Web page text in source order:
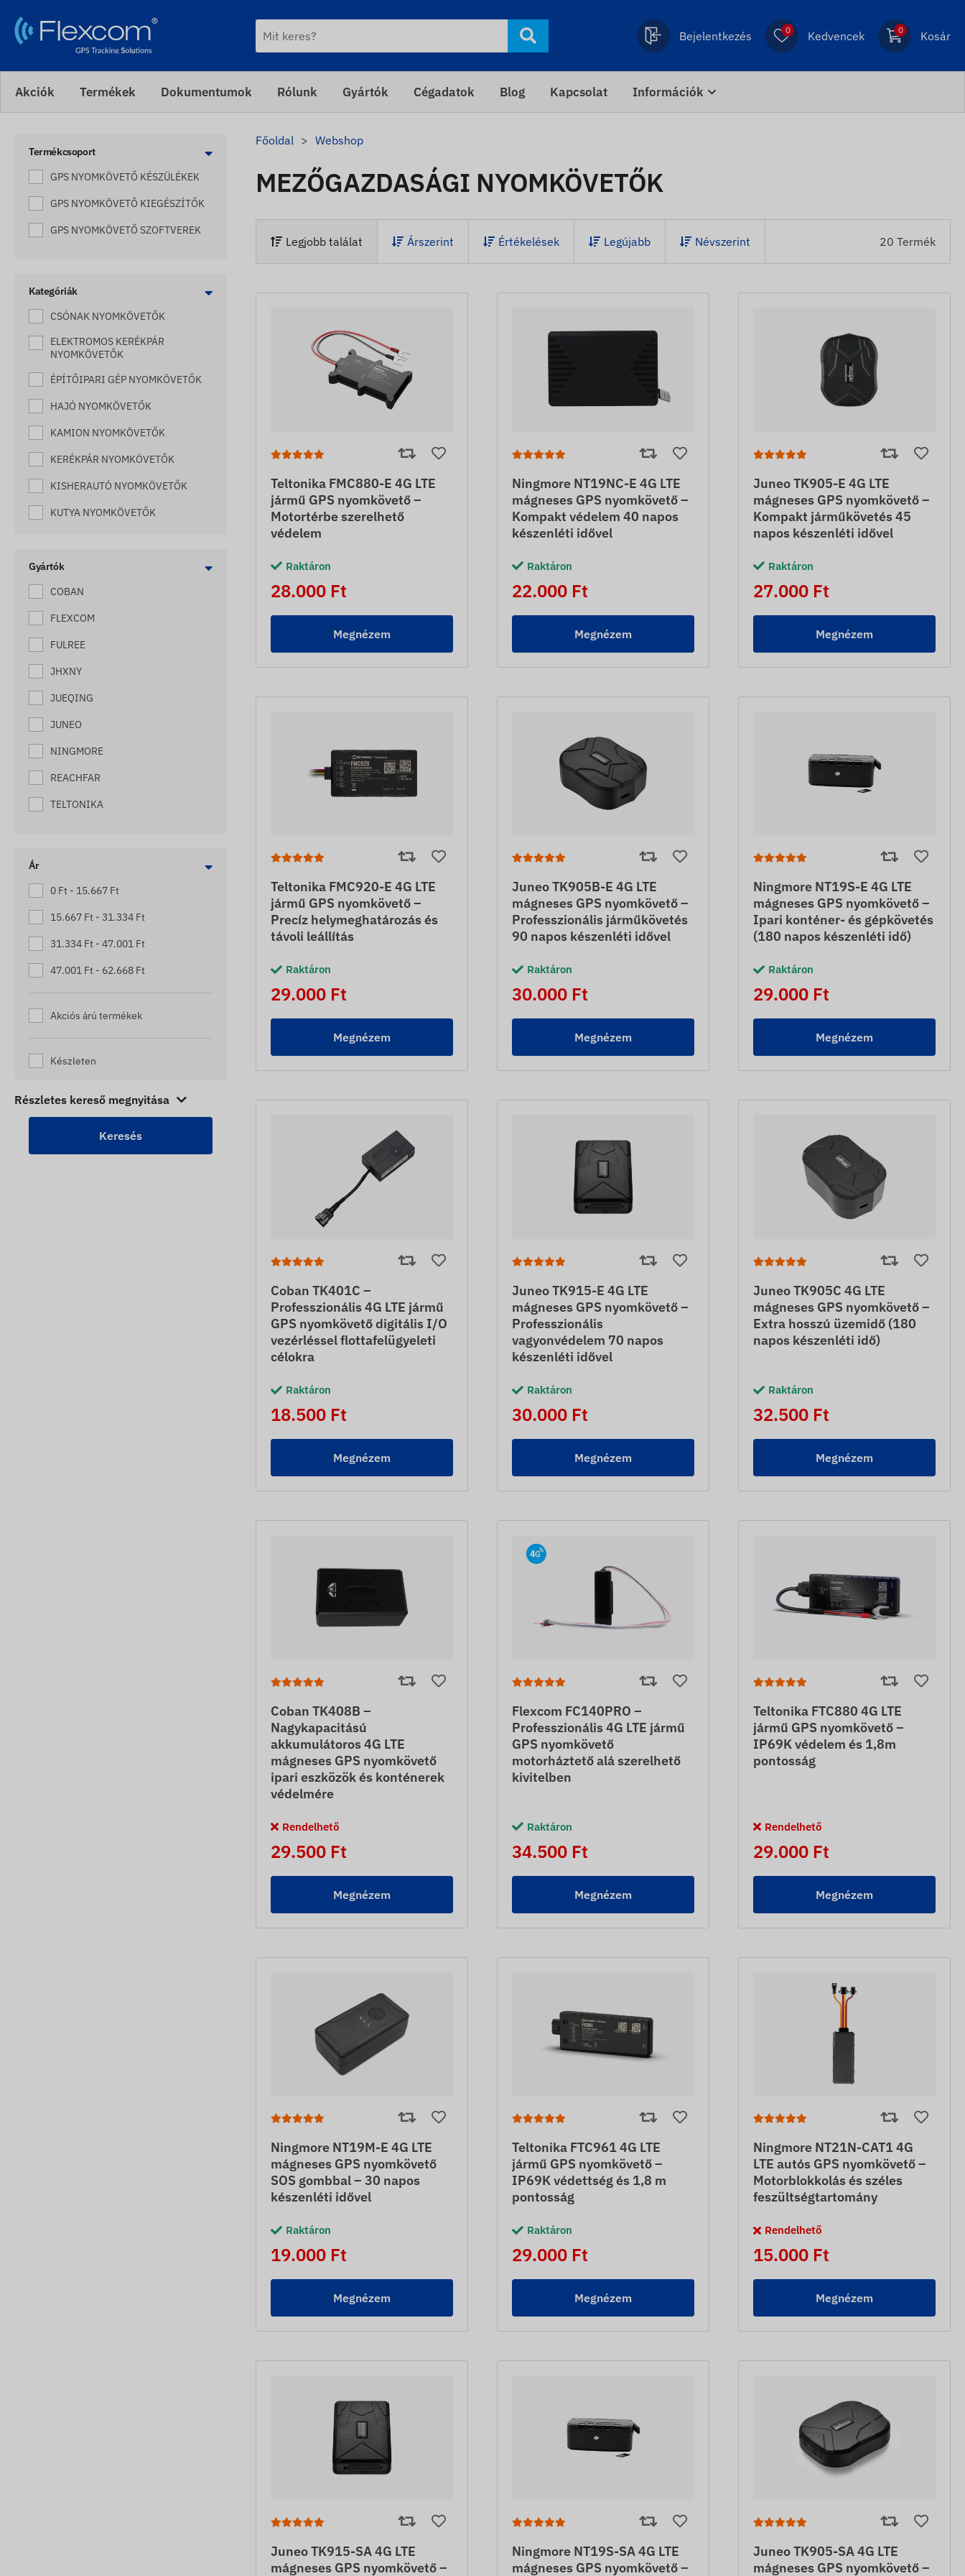
Bejelentkezés 0 Kedvencek 0 Kosár
Akciók Termékek Dokumentumok Rólunk Gyártók Cégadatok Blog Kapcsolat Információk
Termékcsoport
GPS NYOMKÖVETŐ KÉSZÜLÉKEK
GPS NYOMKÖVETŐ KIEGÉSZÍTŐK
GPS NYOMKÖVETŐ SZOFTVEREK
Kategóriák
CSÓNAK NYOMKÖVETŐK
ELEKTROMOS KERÉKPÁR
NYOMKÖVETŐK
ÉPÍTŐIPARI GÉP NYOMKÖVETŐK
HAJÓ NYOMKÖVETŐK
KAMION NYOMKÖVETŐK
KERÉKPÁR NYOMKÖVETŐK
KISHERAUTÓ NYOMKÖVETŐK
KUTYA NYOMKÖVETŐK
LÓ NYOMKÖVETŐK
MACSKA NYOMKÖVETŐK
MÉHKAPTÁR NYOMKÖVETŐK
MEZŐGAZDASÁGI NYOMKÖVETŐK
MOTOR NYOMKÖVETŐK
MUNKAGÉP NYOMKÖVETŐK
PÓTKOCSI NYOMKÖVETŐK
RAKLAP NYOMKÖVETŐK
ROLLER NYOMKÖVETŐK
SOS SEGÉLYKÉRŐK NYOMKÖVETŐ
UTÁNFUTÓ NYOMKÖVETŐK
VILLANYPÁSZTOR NYOMKÖVETŐK
VONTATÓ NYOMKÖVETŐK
Gyártók
COBAN
FLEXCOM
FULREE
JHXNY
JUEQING
JUNEO
NINGMORE
REACHFAR
TELTONIKA
Ár
0 Ft - 15.667 Ft
15.667 Ft - 31.334 Ft
31.334 Ft - 47.001 Ft
47.001 Ft - 62.668 Ft
Akciós árú termékek
Készleten
Részletes kereső megnyitása
Főoldal Webshop
MEZŐGAZDASÁGI NYOMKÖVETŐK
Legjobb találat Árszerint Értékelések Legújabb Névszerint 20 Termék
Teltonika FMC880-E 4G LTE
jármű GPS nyomkövető –
Motortérbe szerelhető
védelem
Raktáron
28.000 Ft
Megnézem
Ningmore NT19NC-E 4G LTE
mágneses GPS nyomkövető –
Kompakt védelem 40 napos
készenléti idővel
Raktáron
22.000 Ft
Megnézem
Juneo TK905-E 4G LTE
mágneses GPS nyomkövető –
Kompakt járműkövetés 45
napos készenléti idővel
Raktáron
27.000 Ft
Megnézem
Teltonika FMC920-E 4G LTE
jármű GPS nyomkövető –
Precíz helymeghatározás és
távoli leállítás
Raktáron
29.000 Ft
Megnézem
Juneo TK905B-E 4G LTE
mágneses GPS nyomkövető –
Professzionális járműkövetés
90 napos készenléti idővel
Raktáron
30.000 Ft
Megnézem
Ningmore NT19S-E 4G LTE
mágneses GPS nyomkövető –
Ipari konténer- és gépkövetés
(180 napos készenléti idő)
Raktáron
29.000 Ft
Megnézem
Coban TK401C –
Professzionális 4G LTE jármű
GPS nyomkövető digitális I/O
vezérléssel flottafelügyeleti
célokra
Raktáron
18.500 Ft
Megnézem
Juneo TK915-E 4G LTE
mágneses GPS nyomkövető –
Professzionális
vagyonvédelem 70 napos
készenléti idővel
Raktáron
30.000 Ft
Megnézem
Juneo TK905C 4G LTE
mágneses GPS nyomkövető –
Extra hosszú üzemidő (180
napos készenléti idő)
Raktáron
32.500 Ft
Megnézem
Coban TK408B –
Nagykapacitású
akkumulátoros 4G LTE
mágneses GPS nyomkövető
ipari eszközök és konténerek
védelmére
Rendelhető
29.500 Ft
Megnézem
Flexcom FC140PRO –
Professzionális 4G LTE jármű
GPS nyomkövető
motorháztető alá szerelhető
kivitelben
Raktáron
34.500 Ft
Megnézem
Teltonika FTC880 4G LTE
jármű GPS nyomkövető –
IP69K védelem és 1,8m
pontosság
Rendelhető
29.000 Ft
Megnézem
Ningmore NT19M-E 4G LTE
mágneses GPS nyomkövető
SOS gombbal – 30 napos
készenléti idővel
Raktáron
19.000 Ft
Megnézem
Teltonika FTC961 4G LTE
jármű GPS nyomkövető –
IP69K védettség és 1,8 m
pontosság
Raktáron
29.000 Ft
Megnézem
Ningmore NT21N-CAT1 4G
LTE autós GPS nyomkövető –
Motorblokkolás és széles
feszültségtartomány
Rendelhető
15.000 Ft
Megnézem
Juneo TK915-SA 4G LTE
mágneses GPS nyomkövető –
Ningmore NT19S-SA 4G LTE
mágneses GPS nyomkövető –
Juneo TK905-SA 4G LTE
mágneses GPS nyomkövető –